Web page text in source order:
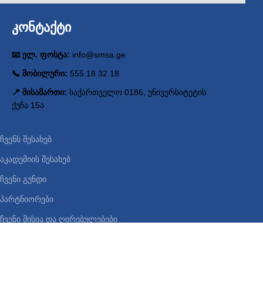
კონტაქტი
📧 ელ. ფოსტა: info@smsa.ge
📞 მობილური: 555 18 32 18
📍 მისამართი: საქართველო 0186, უნივერსიტეტის
ქუჩა 15ა
ჩვენს შესახებ
აკადემიის შესახებ
ჩვენი გუნდი
პარტნიორები
ჩვენი მისია და ღირებულებები